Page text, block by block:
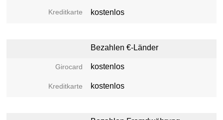
kostenlos
Bezahlen €-Länder
kostenlos
kostenlos